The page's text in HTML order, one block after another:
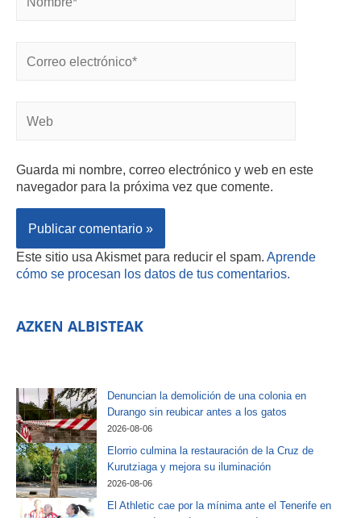
Guarda mi nombre, correo electrónico y web en este
navegador para la próxima vez que comente.
Este sitio usa Akismet para reducir el spam. Aprende
cómo se procesan los datos de tus comentarios.
AZKEN ALBISTEAK
Denuncian la demolición de una colonia en
Durango sin reubicar antes a los gatos
2026-08-06
Elorrio culmina la restauración de la Cruz de
Kurutziaga y mejora su iluminación
2026-08-06
El Athletic cae por la mínima ante el Tenerife en